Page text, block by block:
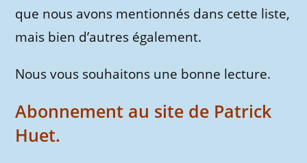
que nous avons mentionnés dans cette liste,
mais bien d’autres également.
Nous vous souhaitons une bonne lecture.
Abonnement au site de Patrick
Huet.